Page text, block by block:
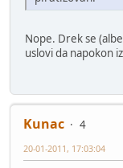
Nope. Drek se
uslovi da napokon
Kunac
4
20-01-2011, 17:03:04